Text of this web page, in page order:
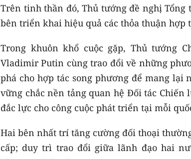
Trên tinh thần đó, Thủ tướng đề nghị
bên triển khai hiệu quả các thỏa thuận hợp
Trong khuôn khổ cuộc gặp, Thủ tướng
Vladimir Putin cùng trao đổi về những
phá cho hợp tác song phương để mang
vững chắc nền tảng quan hệ Đối tác
đắc lực cho công cuộc phát triển tại mỗi
Hai bên nhất trí tăng cường đối thoại
cấp; duy trì trao đổi giữa lãnh đạo hai